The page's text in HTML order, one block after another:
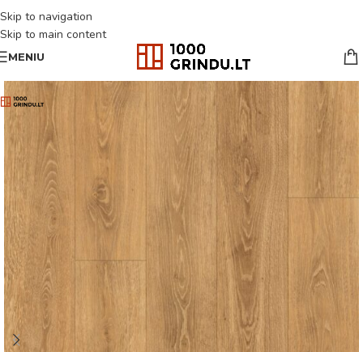
Skip to navigation
Skip to main content
MENIU